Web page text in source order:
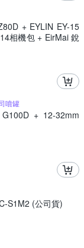
+ EYLIN EY-15
相機包 + EirMai 銳
(公司貨)
噴罐
+ 12-32mm
S1M2 (公司貨)